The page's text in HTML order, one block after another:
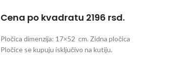
Cena po kvadratu 2196 rsd.
Pločica dimenzija: 17×52 cm. Zidna pločica
Pločice se kupuju isključivo na kutiju.